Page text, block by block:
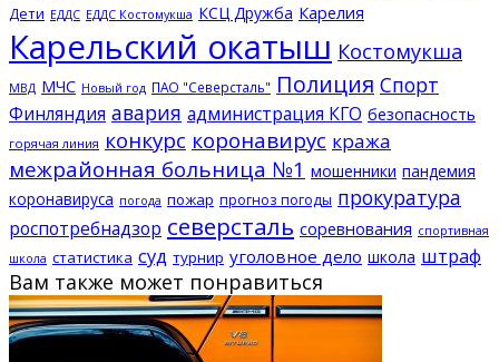
Дети ЕДДС ЕДДС Костомукша КСЦ Дружба Карелия
Карельский окатыш Костомукша
МВД МЧС Новый год ПАО "Северсталь" Полиция Спорт
Финляндия авария администрация КГО безопасность
горячая линия конкурс коронавирус кража
межрайонная больница №1 мошенники пандемия
коронавируса погода пожар прогноз погоды прокуратура
роспотребнадзор северсталь соревнования спортивная
школа статистика суд турнир уголовное дело школа штраф
Вам также может понравиться